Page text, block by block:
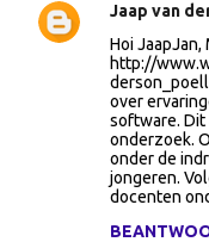
R
Jaap van
Hoi JaapJan,
http://
over
software. Dit
onderzoek.
onder de
jongeren.
docenten